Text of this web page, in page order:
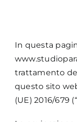
In questa
trattamento
questo sito
(UE) 2016/679